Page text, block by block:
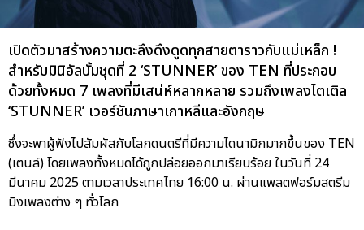
เปิดตัวมาสร้างความตะลึงดึงดูดทุกสายตาราวกับแม่เหล็ก !
สำหรับมินิอัลบั้มชุดที่ 2 ‘STUNNER’ ของ TEN ที่ประกอบ
ด้วยทั้งหมด 7 เพลงที่มีเสน่ห์หลากหลาย รวมถึงเพลงไตเติล
‘STUNNER’ เวอร์ชันภาษาเกาหลีและอังกฤษ
ซึ่งจะพาผู้ฟังไปสัมผัสกับโลกดนตรีที่มีความไดนามิกมากขึ้นของ TEN
(เตนล์) โดยเพลงทั้งหมดได้ถูกปล่อยออกมาเรียบร้อย ในวันที่ 24
มีนาคม 2025 ตามเวลาประเทศไทย 16:00 น. ผ่านแพลตฟอร์มสตรีม
มิงเพลงต่าง ๆ ทั่วโลก